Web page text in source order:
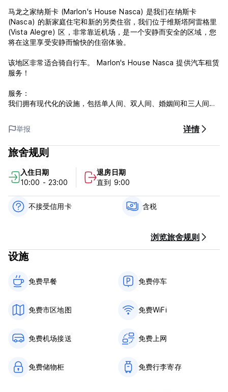
马龙之家纳斯卡 (Marlon's House Nasca) 是我们在纳斯卡
(Nasca) 的新家庭住宅和新的另类住宿，我们位于维斯塔阿雷格里
(Vista Alegre) 区，非常靠近机场，是一个安静而安全的区域，您
将在这里享受安静而愉快的住宿体验。
该地区非常适合骑自行车。 Marlon's House Nasca 提供汽车租赁
服务！
服务：
我们拥有现代化的设施，包括单人间、双人间、婚姻间和三人间。
施、吹风机、带有线频道的平板电视、蓝光播放机和DVD播放机。
所有住宿均为客人提供书桌和咖啡机。
设施：
-旅游信息
-Netflix
-无线上网
收取入住第一晚的费用。
入住时间为 10:00 至 23:00
09:00 之前退房
抵达时使用现金和银行卡付款
含税
没有宵禁
举报 详情
旅舍规则
入住日期
10:00 - 23:00
退房日期
直到 9:00
不接受信用卡 含税
浏览旅舍规则
设施
免费早餐‎ 免费停车
免费市区地图 免费WiFi
免费机场接送 免费上网
免费储物柜 免费行李寄存